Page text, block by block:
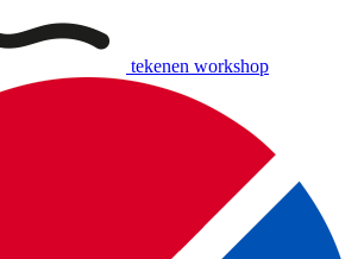
tekenen workshop